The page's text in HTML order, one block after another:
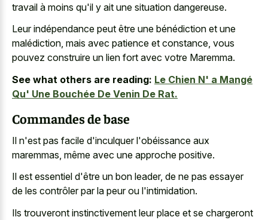
travail à moins qu'il y ait une situation dangereuse.
Leur indépendance peut être une bénédiction et une
malédiction, mais avec patience et constance, vous
pouvez construire un lien fort avec votre Maremma.
See what others are reading: Le Chien N' a Mangé
Qu' Une Bouchée De Venin De Rat.
Commandes de base
Il n'est pas facile d'inculquer l'obéissance aux
maremmas, même avec une approche positive.
Il est essentiel d'être un bon leader, de ne pas essayer
de les contrôler par la peur ou l'intimidation.
Ils trouveront instinctivement leur place et se chargeront